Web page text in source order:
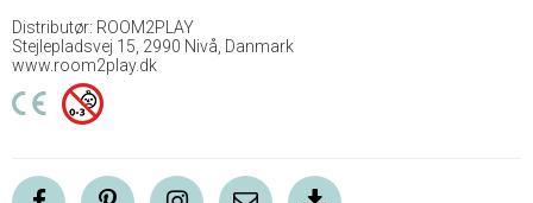
Distributør: ROOM2PLAY
Stejlepladsvej 15, 2990 Nivå, Danmark
www.room2play.dk